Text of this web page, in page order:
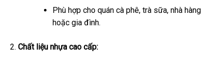
Phù hợp cho quán cà phê, trà sữa, nhà hàng
hoặc gia đình.
Chất liệu nhựa cao cấp: